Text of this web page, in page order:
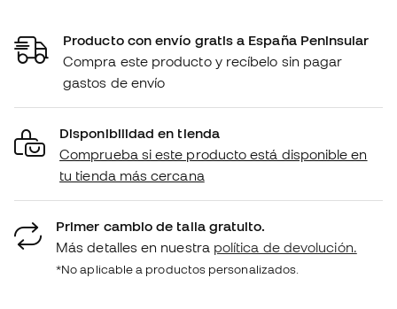
Producto con envío gratis a España Peninsular
Compra este producto y recíbelo sin pagar
gastos de envío
Disponibilidad en tienda
Comprueba si este producto está disponible en
tu tienda más cercana
Primer cambio de talla gratuito.
Más detalles en nuestra política de devolución.
*No aplicable a productos personalizados.